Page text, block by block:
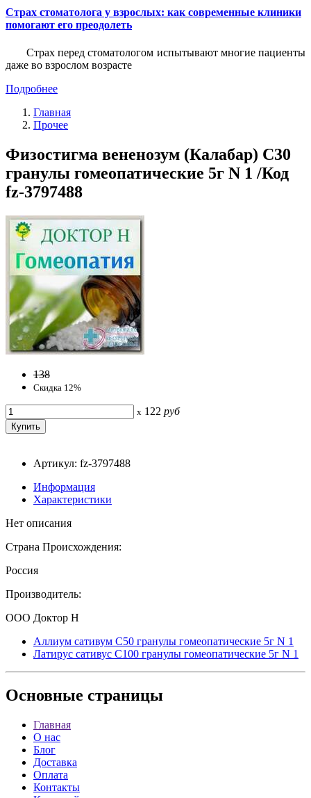
Страх стоматолога у взрослых: как современные клиники
помогают его преодолеть
Страх перед стоматологом испытывают многие пациенты
даже во взрослом возрасте
Подробнее
Главная
Прочее
Физостигма вененозум (Калабар) С30
гранулы гомеопатические 5г N 1 /Код
fz-3797488
138
Скидка 12%
x 122 руб
Артикул: fz-3797488
Информация
Характеристики
Нет описания
Страна Происхождения:
Россия
Производитель:
ООО Доктор Н
Аллиум сативум С50 гранулы гомеопатические 5г N 1
Латирус сативус С100 гранулы гомеопатические 5г N 1
Основные страницы
Главная
О нас
Блог
Доставка
Оплата
Контакты